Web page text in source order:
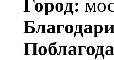
Город: